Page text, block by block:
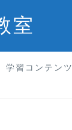
室
学習コンテンツ